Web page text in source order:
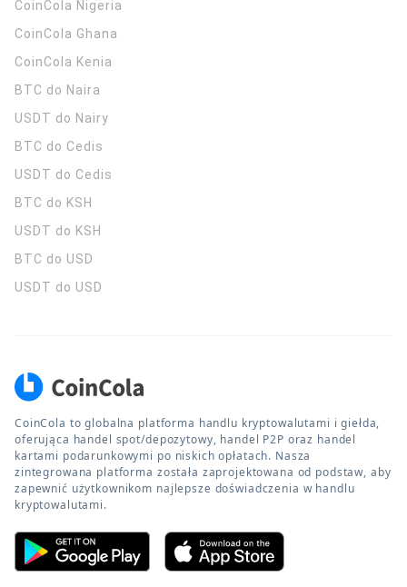
CoinCola Nigeria
CoinCola Ghana
CoinCola Kenia
BTC do Naira
USDT do Nairy
BTC do Cedis
USDT do Cedis
BTC do KSH
USDT do KSH
BTC do USD
USDT do USD
CoinCola to globalna platforma handlu kryptowalutami i giełda,
oferująca handel spot/depozytowy, handel P2P oraz handel
kartami podarunkowymi po niskich opłatach. Nasza
zintegrowana platforma została zaprojektowana od podstaw, aby
zapewnić użytkownikom najlepsze doświadczenia w handlu
kryptowalutami.